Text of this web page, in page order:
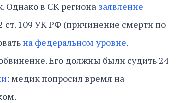
Однако в СК региона заявление
ст. 109 УК РФ (причинение смерти по
на федеральном уровне.
Его должны были судить 24
: медик попросил время на